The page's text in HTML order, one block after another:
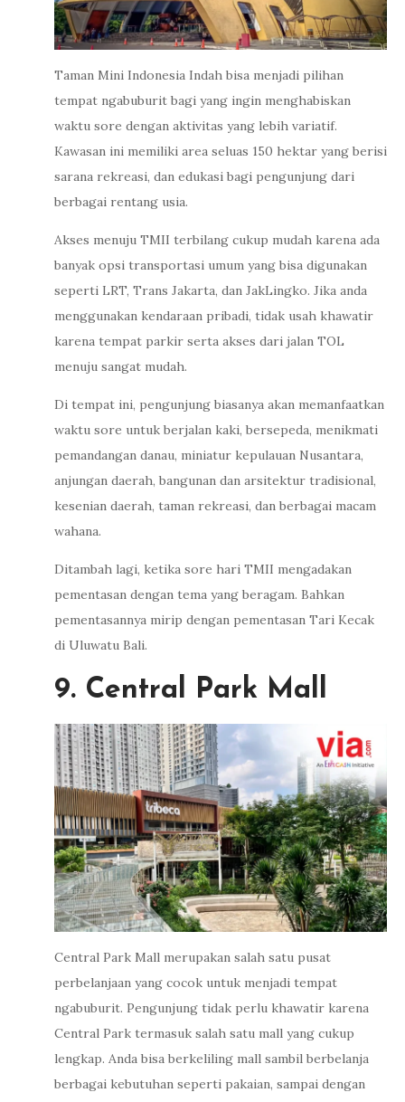
Taman Mini Indonesia Indah bisa menjadi pilihan
tempat ngabuburit bagi yang ingin menghabiskan
waktu sore dengan aktivitas yang lebih variatif.
Kawasan ini memiliki area seluas 150 hektar yang berisi
sarana rekreasi, dan edukasi bagi pengunjung dari
berbagai rentang usia.
Akses menuju TMII terbilang cukup mudah karena ada
banyak opsi transportasi umum yang bisa digunakan
seperti LRT, Trans Jakarta, dan JakLingko. Jika anda
menggunakan kendaraan pribadi, tidak usah khawatir
karena tempat parkir serta akses dari jalan TOL
menuju sangat mudah.
Di tempat ini, pengunjung biasanya akan memanfaatkan
waktu sore untuk berjalan kaki, bersepeda, menikmati
pemandangan danau, miniatur kepulauan Nusantara,
anjungan daerah, bangunan dan arsitektur tradisional,
kesenian daerah, taman rekreasi, dan berbagai macam
wahana.
Ditambah lagi, ketika sore hari TMII mengadakan
pementasan dengan tema yang beragam. Bahkan
pementasannya mirip dengan pementasan Tari Kecak
di Uluwatu Bali.
9. Central Park Mall
Central Park Mall merupakan salah satu pusat
perbelanjaan yang cocok untuk menjadi tempat
ngabuburit. Pengunjung tidak perlu khawatir karena
Central Park termasuk salah satu mall yang cukup
lengkap. Anda bisa berkeliling mall sambil berbelanja
berbagai kebutuhan seperti pakaian, sampai dengan